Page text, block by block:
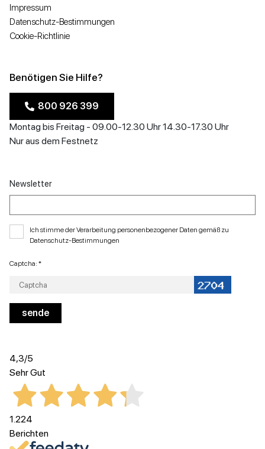
Impressum
Datenschutz-Bestimmungen
Cookie-Richtlinie
Benötigen Sie Hilfe?
800 926 399
Montag bis Freitag - 09.00-12.30 Uhr 14.30-17.30 Uhr
Nur aus dem Festnetz
Newsletter
Ich stimme der Verarbeitung personenbezogener Daten gemäß zu
Datenschutz-Bestimmungen
Captcha: *
4,3/5
Sehr Gut
1.224
Berichten